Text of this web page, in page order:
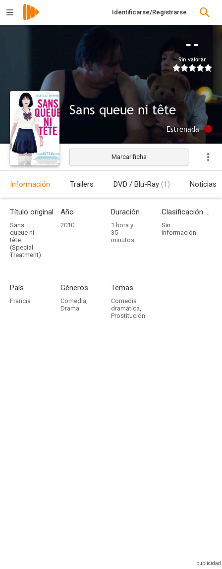
Identificarse/Registrarse
--
Sin valorar
Sans queue ni tête
Estrenada
Marcar ficha
Información Trailers DVD / Blu-Ray (1) Noticias
Título original
Sans
queue ni
tête
(Special
Treatment)
Año
2010
Duración
1 hora y
35
minutos
Clasificación por edades
Sin
información
País
Francia
Géneros
Comedia,
Drama
Temas
Comedia
dramática,
Prostitución